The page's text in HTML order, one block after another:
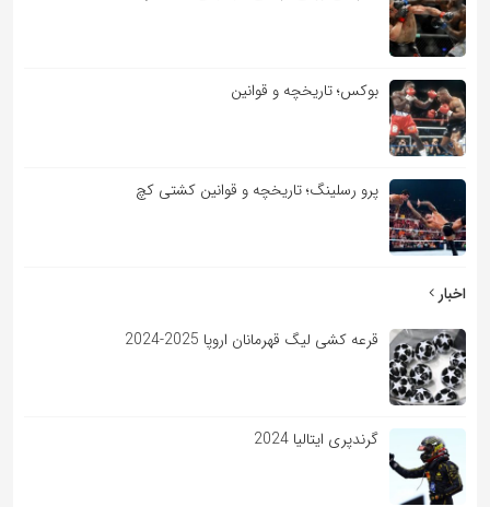
بوکس؛ تاریخچه و قوانین
پرو رسلینگ؛ تاریخچه و قوانین کشتی کچ
اخبار
قرعه کشی لیگ قهرمانان اروپا 2025-2024
گرندپری ایتالیا 2024